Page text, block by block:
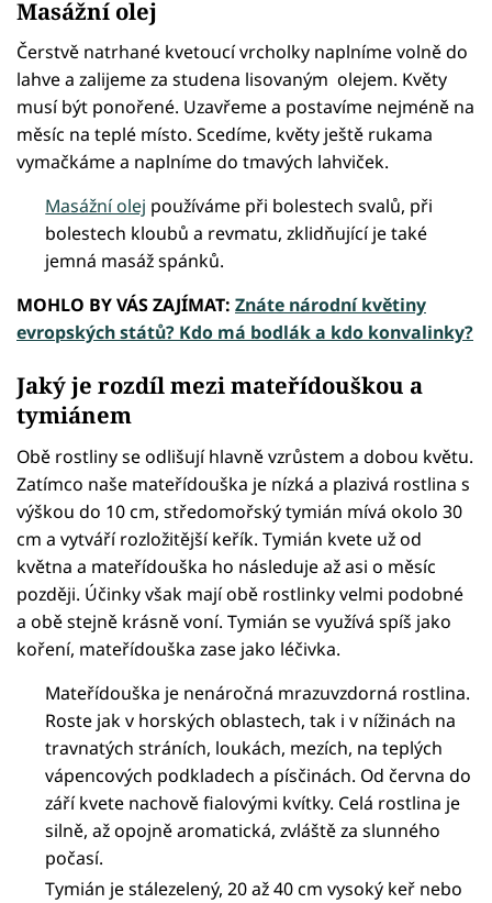
Masážní olej
Čerstvě natrhané kvetoucí vrcholky naplníme volně do
lahve a zalijeme za studena lisovaným olejem. Květy
musí být ponořené. Uzavřeme a postavíme nejméně na
měsíc na teplé místo. Scedíme, květy ještě rukama
vymačkáme a naplníme do tmavých lahviček.
Masážní olej používáme při bolestech svalů, při
bolestech kloubů a revmatu, zklidňující je také
jemná masáž spánků.
MOHLO BY VÁS ZAJÍMAT: Znáte národní květiny
evropských států? Kdo má bodlák a kdo konvalinky?
Jaký je rozdíl mezi mateřídouškou a
tymiánem
Obě rostliny se odlišují hlavně vzrůstem a dobou květu.
Zatímco naše mateřídouška je nízká a plazivá rostlina s
výškou do 10 cm, středomořský tymián mívá okolo 30
cm a vytváří rozložitější keřík. Tymián kvete už od
května a mateřídouška ho následuje až asi o měsíc
později. Účinky však mají obě rostlinky velmi podobné
a obě stejně krásně voní. Tymián se využívá spíš jako
koření, mateřídouška zase jako léčivka.
Mateřídouška je nenáročná mrazuvzdorná rostlina.
Roste jak v horských oblastech, tak i v nížinách na
travnatých stráních, loukách, mezích, na teplých
vápencových podkladech a písčinách. Od června do
září kvete nachově fialovými kvítky. Celá rostlina je
silně, až opojně aromatická, zvláště za slunného
počasí.
Tymián je stálezelený, 20 až 40 cm vysoký keř nebo